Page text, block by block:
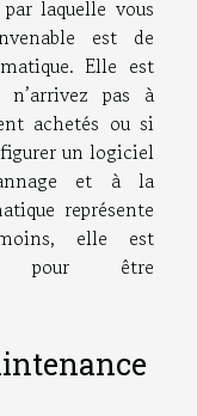
laquelle vous
est de
Elle est
pas à
achetés ou si
un logiciel
et à la
représente
elle est
pour être